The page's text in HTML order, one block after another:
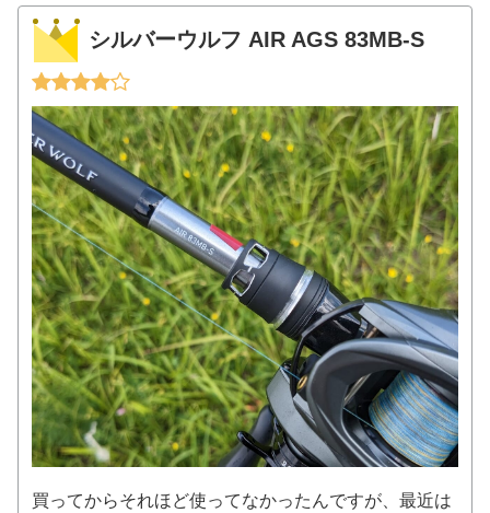
シルバーウルフ AIR AGS 83MB-S
買ってからそれほど使ってなかったんですが、最近は